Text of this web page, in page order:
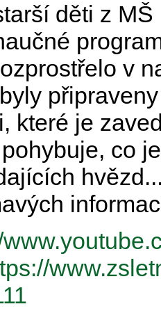
děti z
v
které je
co